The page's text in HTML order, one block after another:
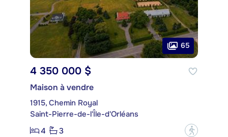
65
4 350 000 $
Maison à vendre
1915, Chemin Royal
Saint-Pierre-de-l'Île-d'Orléans
4
3 ?